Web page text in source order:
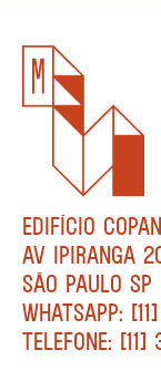
EDIFÍCIO COPAN
AV IPIRANGA
SÃO PAULO SP
WHATSAPP:
TELEFONE: